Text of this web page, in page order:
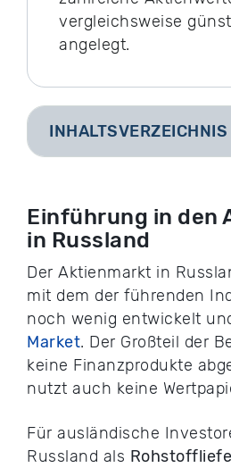
vergleichsweise
angelegt.
INHALTSVERZEICHNIS
Einführung in den
in Russland
Der Aktienmarkt in
mit dem der führenden
noch wenig entwickelt
Market. Der Großteil der
keine Finanzprodukte
nutzt auch keine
Für ausländische
Russland als